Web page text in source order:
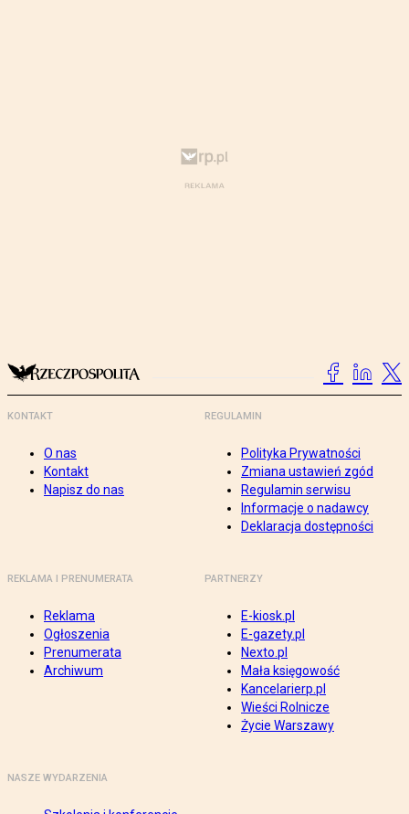
KONTAKT
O nas
Kontakt
Napisz do nas
REGULAMIN
Polityka Prywatności
Zmiana ustawień zgód
Regulamin serwisu
Informacje o nadawcy
Deklaracja dostępności
REKLAMA I PRENUMERATA
Reklama
Ogłoszenia
Prenumerata
Archiwum
PARTNERZY
E-kiosk.pl
E-gazety.pl
Nexto.pl
Mała księgowość
Kancelarierp.pl
Wieści Rolnicze
Życie Warszawy
NASZE WYDARZENIA